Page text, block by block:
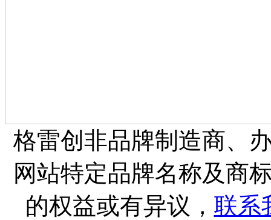
格雷创非品牌制造商、
网站特定品牌名称及商
的权益或有异议， 联系